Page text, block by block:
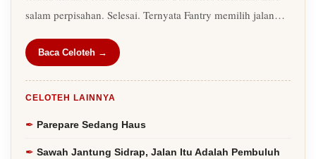
salam perpisahan. Selesai. Ternyata Fantry memilih jalan…
Baca Celoteh →
CELOTEH LAINNYA
Parepare Sedang Haus
Sawah Jantung Sidrap, Jalan Itu Adalah Pembuluh